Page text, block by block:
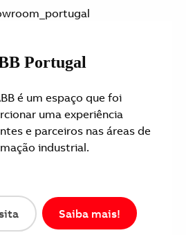
Portugal
é um espaço que foi
uma experiência
e parceiros nas áreas de
industrial.
Saiba mais!